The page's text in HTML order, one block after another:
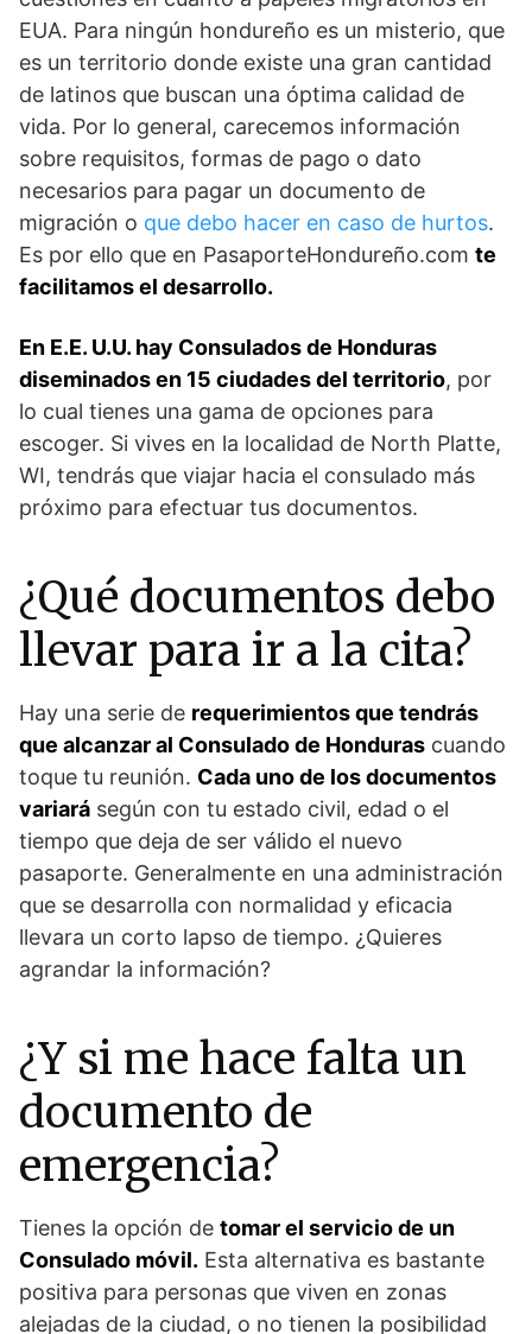
EUA. Para ningún hondureño es un misterio, que
es un territorio donde existe una gran cantidad
de latinos que buscan una óptima calidad de
vida. Por lo general, carecemos información
sobre requisitos, formas de pago o dato
necesarios para pagar un documento de
migración o que debo hacer en caso de hurtos.
Es por ello que en PasaporteHondureño.com te
facilitamos el desarrollo.
En E.E. U.U. hay Consulados de Honduras
diseminados en 15 ciudades del territorio, por
lo cual tienes una gama de opciones para
escoger. Si vives en la localidad de North Platte,
WI, tendrás que viajar hacia el consulado más
próximo para efectuar tus documentos.
¿Qué documentos debo
llevar para ir a la cita?
Hay una serie de requerimientos que tendrás
que alcanzar al Consulado de Honduras cuando
toque tu reunión. Cada uno de los documentos
variará según con tu estado civil, edad o el
tiempo que deja de ser válido el nuevo
pasaporte. Generalmente en una administración
que se desarrolla con normalidad y eficacia
llevara un corto lapso de tiempo. ¿Quieres
agrandar la información?
¿Y si me hace falta un
documento de
emergencia?
Tienes la opción de tomar el servicio de un
Consulado móvil. Esta alternativa es bastante
positiva para personas que viven en zonas
alejadas de la ciudad, o no tienen la posibilidad